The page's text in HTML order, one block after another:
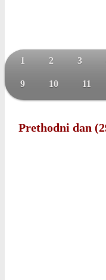
1 2 3
9 10 11
Prethodni dan